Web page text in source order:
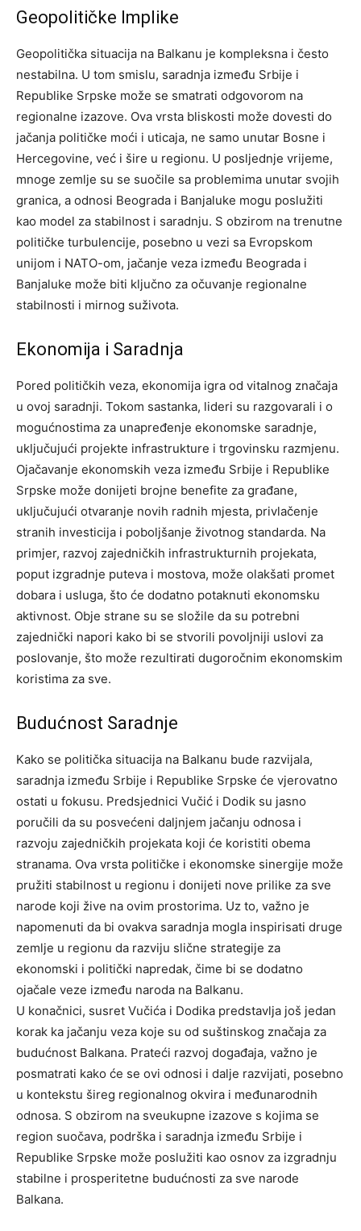
Geopolitičke Implike
Geopolitička situacija na Balkanu je kompleksna i često
nestabilna. U tom smislu, saradnja između Srbije i
Republike Srpske može se smatrati odgovorom na
regionalne izazove. Ova vrsta bliskosti može dovesti do
jačanja političke moći i uticaja, ne samo unutar Bosne i
Hercegovine, već i šire u regionu. U posljednje vrijeme,
mnoge zemlje su se suočile sa problemima unutar svojih
granica, a odnosi Beograda i Banjaluke mogu poslužiti
kao model za stabilnost i saradnju. S obzirom na trenutne
političke turbulencije, posebno u vezi sa Evropskom
unijom i NATO-om, jačanje veza između Beograda i
Banjaluke može biti ključno za očuvanje regionalne
stabilnosti i mirnog suživota.
Ekonomija i Saradnja
Pored političkih veza, ekonomija igra od vitalnog značaja
u ovoj saradnji. Tokom sastanka, lideri su razgovarali i o
mogućnostima za unapređenje ekonomske saradnje,
uključujući projekte infrastrukture i trgovinsku razmjenu.
Ojačavanje ekonomskih veza između Srbije i Republike
Srpske može donijeti brojne benefite za građane,
uključujući otvaranje novih radnih mjesta, privlačenje
stranih investicija i poboljšanje životnog standarda. Na
primjer, razvoj zajedničkih infrastrukturnih projekata,
poput izgradnje puteva i mostova, može olakšati promet
dobara i usluga, što će dodatno potaknuti ekonomsku
aktivnost. Obje strane su se složile da su potrebni
zajednički napori kako bi se stvorili povoljniji uslovi za
poslovanje, što može rezultirati dugoročnim ekonomskim
koristima za sve.
Budućnost Saradnje
Kako se politička situacija na Balkanu bude razvijala,
saradnja između Srbije i Republike Srpske će vjerovatno
ostati u fokusu. Predsjednici Vučić i Dodik su jasno
poručili da su posvećeni daljnjem jačanju odnosa i
razvoju zajedničkih projekata koji će koristiti obema
stranama. Ova vrsta političke i ekonomske sinergije može
pružiti stabilnost u regionu i donijeti nove prilike za sve
narode koji žive na ovim prostorima. Uz to, važno je
napomenuti da bi ovakva saradnja mogla inspirisati druge
zemlje u regionu da razviju slične strategije za
ekonomski i politički napredak, čime bi se dodatno
ojačale veze između naroda na Balkanu.
U konačnici, susret Vučića i Dodika predstavlja još jedan
korak ka jačanju veza koje su od suštinskog značaja za
budućnost Balkana. Prateći razvoj događaja, važno je
posmatrati kako će se ovi odnosi i dalje razvijati, posebno
u kontekstu šireg regionalnog okvira i međunarodnih
odnosa. S obzirom na sveukupne izazove s kojima se
region suočava, podrška i saradnja između Srbije i
Republike Srpske može poslužiti kao osnov za izgradnju
stabilne i prosperitetne budućnosti za sve narode
Balkana.